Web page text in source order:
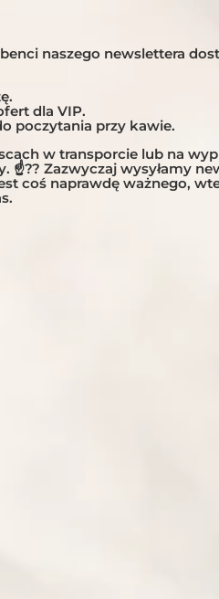
Z SIODEŁKA
podróż przez nieskażone
naszego newslettera
dla VIP.
poczytania przy kawie.
w transporcie lub na
☝?? Zazwyczaj wysyłamy
coś naprawdę ważnego,